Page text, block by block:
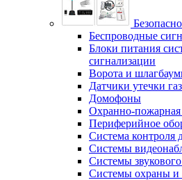
Беспроводные
Блоки питания
сигнализации
Ворота и
Датчики утечки
Домофоны
Охранно-пожарная
Периферийное
Система контроля
Системы
Системы
Системы охраны и